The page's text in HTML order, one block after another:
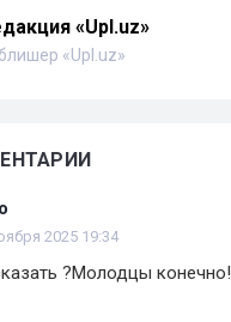
«Upl.uz»
«Upl.uz»
2025 19:34
?Молодцы конечно!